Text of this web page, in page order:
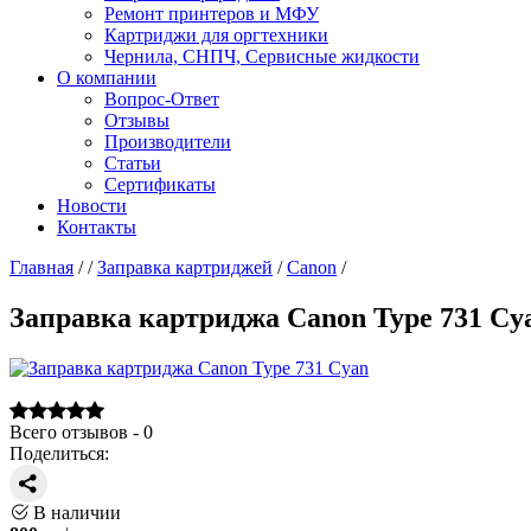
Ремонт принтеров и МФУ
Картриджи для оргтехники
Чернила, СНПЧ, Сервисные жидкости
О компании
Вопрос-Ответ
Отзывы
Производители
Статьи
Сертификаты
Новости
Контакты
Главная / / Заправка картриджей / Canon /
Заправка картриджа Canon Type 731
Всего отзывов - 0
Поделиться:
В наличии